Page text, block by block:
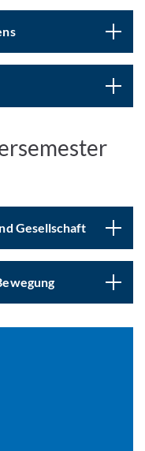
Gesellschaft